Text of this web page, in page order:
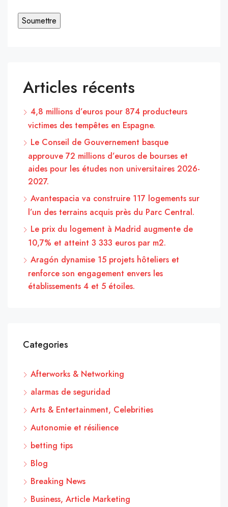
Articles récents
4,8 millions d’euros pour 874 producteurs
victimes des tempêtes en Espagne.
Le Conseil de Gouvernement basque
approuve 72 millions d’euros de bourses et
aides pour les études non universitaires 2026-
2027.
Avantespacia va construire 117 logements sur
l’un des terrains acquis près du Parc Central.
Le prix du logement à Madrid augmente de
10,7% et atteint 3 333 euros par m2.
Aragón dynamise 15 projets hôteliers et
renforce son engagement envers les
établissements 4 et 5 étoiles.
Categories
Afterworks & Networking
alarmas de seguridad
Arts & Entertainment, Celebrities
Autonomie et résilience
betting tips
Blog
Breaking News
Business, Article Marketing